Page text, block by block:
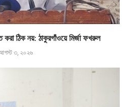
করা ঠিক নয়: ঠাকুরগাঁওয়ে মির্জা ফখরুল
৩, ২০২৬